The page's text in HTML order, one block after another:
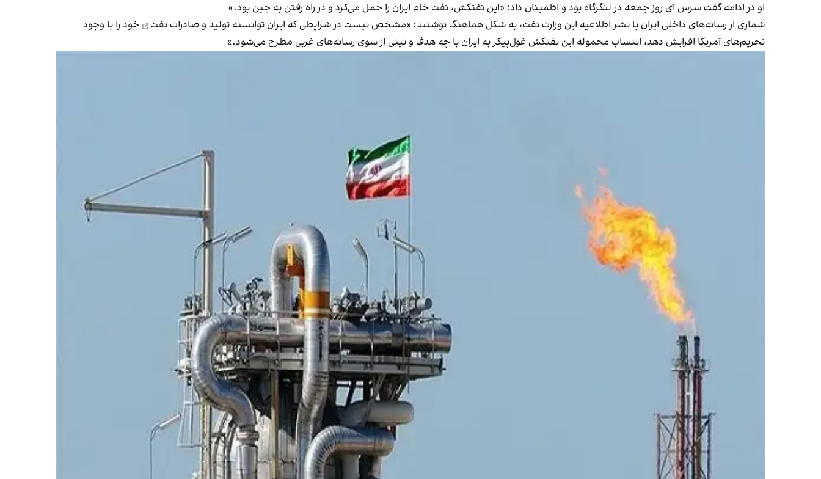
او در ادامه گفت سرس آی روز جمعه در لنگرگاه بود و اطمینان داد: «این نفتکش، نفت خام ایران را حمل می‌کرد و در راه رفتن به چین بود.»
شماری از رسانه‌های داخلی ایران با نشر اطلاعیه این وزارت نفت، به شکل هماهنگ نوشتند: «مشخص نیست در شرایطی که ایران توانسته تولید و صادرات نفت
خود را با وجود
تحریم‌های آمریکا افزایش دهد، انتساب محموله این نفتکش غول‌پیکر به ایران با چه هدف و نیتی از سوی رسانه‌های غربی مطرح می‌شود.»